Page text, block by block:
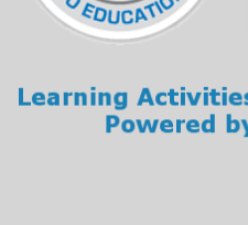
1:47
Por ejemplo,
concepto o
escritura
objetivo será
comparar o